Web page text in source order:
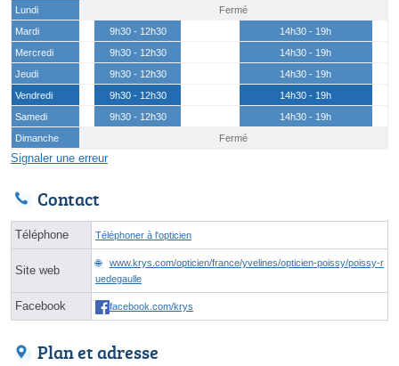
Lundi
Fermé
Mardi
9h30 - 12h30
14h30 - 19h
Mercredi
9h30 - 12h30
14h30 - 19h
Jeudi
9h30 - 12h30
14h30 - 19h
Vendredi
9h30 - 12h30
14h30 - 19h
Samedi
9h30 - 12h30
14h30 - 19h
Dimanche
Fermé
Signaler une erreur
Contact
Téléphone Téléphoner à l'opticien
Site web
www.krys.com/opticien/france/yvelines/opticien-poissy/poissy-r
uedegaulle
Facebook facebook.com/krys
Plan et adresse